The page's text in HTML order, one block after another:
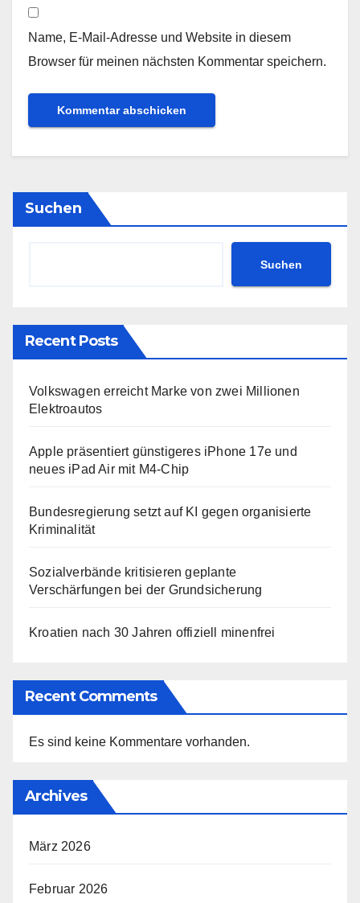
Name, E-Mail-Adresse und Website in diesem
Browser für meinen nächsten Kommentar speichern.
Suchen
Suchen
Recent Posts
Volkswagen erreicht Marke von zwei Millionen
Elektroautos
Apple präsentiert günstigeres iPhone 17e und
neues iPad Air mit M4-Chip
Bundesregierung setzt auf KI gegen organisierte
Kriminalität
Sozialverbände kritisieren geplante
Verschärfungen bei der Grundsicherung
Kroatien nach 30 Jahren offiziell minenfrei
Recent Comments
Es sind keine Kommentare vorhanden.
Archives
März 2026
Februar 2026